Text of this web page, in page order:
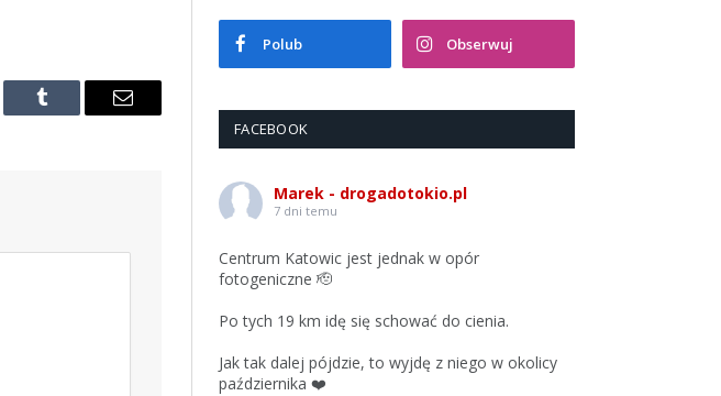
Tumblr Email
Polub Obserwuj
FACEBOOK
Marek - drogadotokio.pl
7 dni temu
Centrum Katowic jest jednak w opór
fotogeniczne 🫡
Po tych 19 km idę się schować do cienia.
Jak tak dalej pójdzie, to wyjdę z niego w okolicy
października ❤️